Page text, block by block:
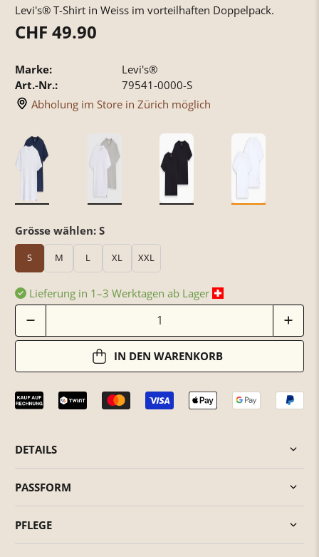
Levi's® T-Shirt in Weiss im vorteilhaften Doppelpack.
CHF 49.90
Marke:
Levi's®
Art.-Nr.:
79541-0000-S
Abholung im Store in Zürich möglich
Grösse wählen:S
S M L XL XXL
Lieferung in 1–3 Werktagen ab Lager
Anzahl
IN DEN WARENKORB
DETAILS
PASSFORM
PFLEGE